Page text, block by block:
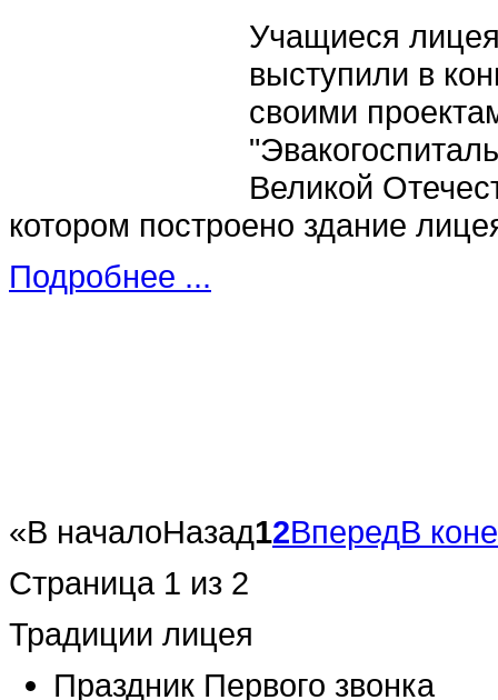
Учащиеся
выступили в
своими
Великой
котором построено здание
Подробнее ...
«В началоНазад12ВпередВ
Страница 1 из 2
Традиции лицея
Праздник Первого звонка